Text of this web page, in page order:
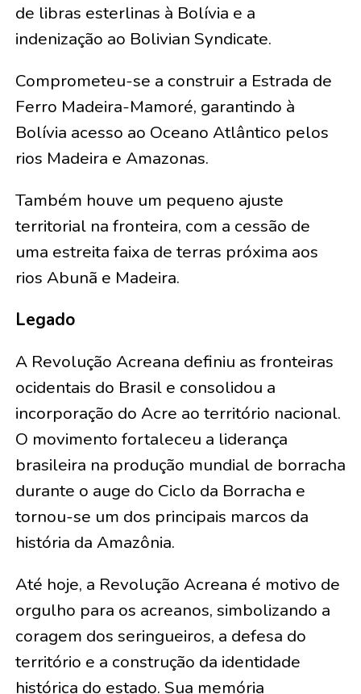
de libras esterlinas à Bolívia e a
indenização ao Bolivian Syndicate.
Comprometeu-se a construir a Estrada de
Ferro Madeira-Mamoré, garantindo à
Bolívia acesso ao Oceano Atlântico pelos
rios Madeira e Amazonas.
Também houve um pequeno ajuste
territorial na fronteira, com a cessão de
uma estreita faixa de terras próxima aos
rios Abunã e Madeira.
Legado
A Revolução Acreana definiu as fronteiras
ocidentais do Brasil e consolidou a
incorporação do Acre ao território nacional.
O movimento fortaleceu a liderança
brasileira na produção mundial de borracha
durante o auge do Ciclo da Borracha e
tornou-se um dos principais marcos da
história da Amazônia.
Até hoje, a Revolução Acreana é motivo de
orgulho para os acreanos, simbolizando a
coragem dos seringueiros, a defesa do
território e a construção da identidade
histórica do estado. Sua memória